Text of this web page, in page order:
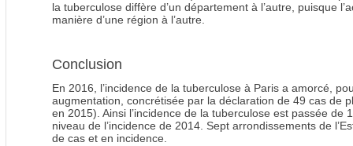
la tuberculose diffère d’un département à l’autre, puisque
manière d’une région à l’autre.
Conclusion
En 2016, l’incidence de la tuberculose à Paris a amorcé,
augmentation, concrétisée par la déclaration de 49 cas de
en 2015). Ainsi l’incidence de la tuberculose est passée
niveau de l’incidence de 2014. Sept arrondissements de
de cas et en incidence.